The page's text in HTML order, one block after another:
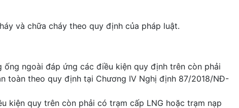
và chữa cháy theo quy định của pháp luật.
ngoài đáp ứng các điều kiện quy định trên còn phải
toàn theo quy định tại Chương IV Nghị định 87/2018/NĐ-
kiện quy trên còn phải có trạm cấp LNG hoặc trạm nạp